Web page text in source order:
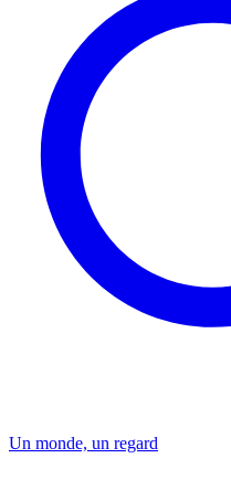
Un monde, un regard